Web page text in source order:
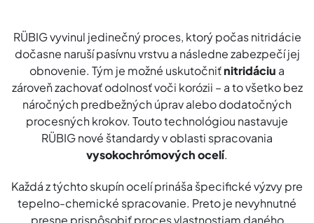
RÜBIG vyvinul jedinečný proces, ktorý počas nitridácie
dočasne naruší pasívnu vrstvu a následne zabezpečí jej
obnovenie. Tým je možné uskutočniťnitridáciu a
zároveň zachovať odolnosť voči korózii – a to všetko bez
náročných predbežných úprav alebo dodatočných
procesných krokov. Touto technológiou nastavuje
RÜBIG nové štandardy v oblasti spracovania
vysokochrómových ocelí.
Každá z týchto skupín ocelí prináša špecifické výzvy pre
tepelno-chemické spracovanie. Preto je nevyhnutné
presne prispôsobiť proces vlastnostiam daného